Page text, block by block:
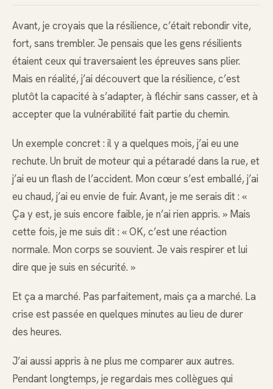
Avant, je croyais que la résilience, c’était rebondir vite,
fort, sans trembler. Je pensais que les gens résilients
étaient ceux qui traversaient les épreuves sans plier.
Mais en réalité, j’ai découvert que la résilience, c’est
plutôt la capacité à s’adapter, à fléchir sans casser, et à
accepter que la vulnérabilité fait partie du chemin.
Un exemple concret : il y a quelques mois, j’ai eu une
rechute. Un bruit de moteur qui a pétaradé dans la rue, et
j’ai eu un flash de l’accident. Mon cœur s’est emballé, j’ai
eu chaud, j’ai eu envie de fuir. Avant, je me serais dit : «
Ça y est, je suis encore faible, je n’ai rien appris. » Mais
cette fois, je me suis dit : « OK, c’est une réaction
normale. Mon corps se souvient. Je vais respirer et lui
dire que je suis en sécurité. »
Et ça a marché. Pas parfaitement, mais ça a marché. La
crise est passée en quelques minutes au lieu de durer
des heures.
J’ai aussi appris à ne plus me comparer aux autres.
Pendant longtemps, je regardais mes collègues qui